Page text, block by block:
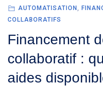
AUTOMATISATION
COLLABORATIFS
Financement
collaboratif :
aides